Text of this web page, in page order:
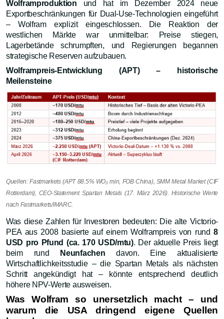
Wolframproduktion und hat im Dezember 2024 neue
Exportbeschränkungen für Dual-Use-Technologien eingeführt
– Wolfram explizit eingeschlossen. Die Reaktion der
westlichen Märkte war unmittelbar: Preise stiegen,
Lagerbetände schrumpften, und Regierungen begannen
strategische Reserven aufzubauen.
Wolframpreis-Entwicklung (APT) – historische
Meilensteine
Quellen: Fastmarkets (APT 88.5% WO₃ min, FOB China), SMM Metal Market (CIF
Rotterdam), CEO-Statement Spartan Metals (17. März 2026). Historische Werte
nach Fastmarkets/IMARC.
Was diese Zahlen für Investoren bedeuten: Die alte Victorio-
PEA aus 2008 basierte auf einem Wolframpreis von rund8
USD pro Pfund (ca. 170 USD/mtu). Der aktuelle Preis liegt
beim rund
Neunfachen davon. Eine aktualisierte
Wirtschaftlichkeitsstudie – die Spartan Metals als nächsten
Schritt angekündigt hat – könnte entsprechend deutlich
höhere NPV-Werte ausweisen.
Was Wolfram so unersetzlich macht – und
warum die USA dringend eigene Quellen